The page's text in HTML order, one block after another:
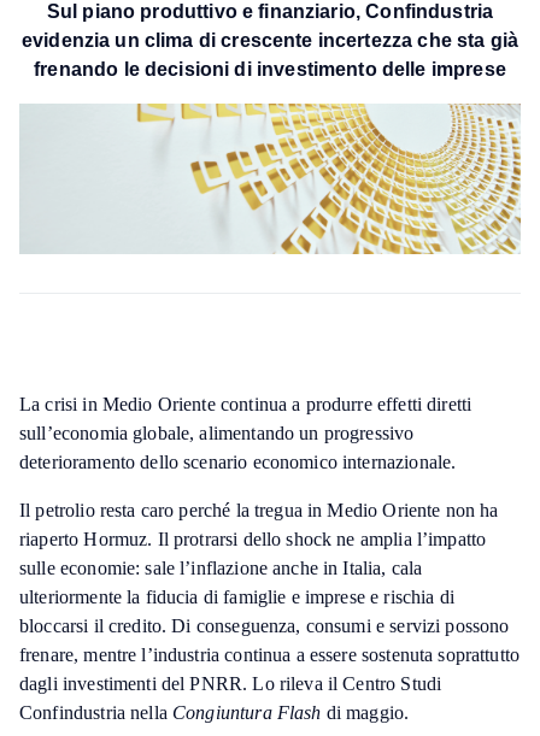
Sul piano produttivo e finanziario, Confindustria
evidenzia un clima di crescente incertezza che sta già
frenando le decisioni di investimento delle imprese
La crisi in Medio Oriente continua a produrre effetti diretti
sull’economia globale, alimentando un progressivo
deterioramento dello scenario economico internazionale.
Il petrolio resta caro perché la tregua in Medio Oriente non ha
riaperto Hormuz. Il protrarsi dello shock ne amplia l’impatto
sulle economie: sale l’inflazione anche in Italia, cala
ulteriormente la fiducia di famiglie e imprese e rischia di
bloccarsi il credito. Di conseguenza, consumi e servizi possono
frenare, mentre l’industria continua a essere sostenuta soprattutto
dagli investimenti del PNRR. Lo rileva il Centro Studi
Confindustria nella Congiuntura Flash di maggio.